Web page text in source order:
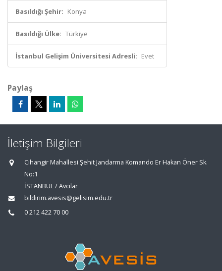
Basıldığı Şehir: Konya
Basıldığı Ülke: Türkiye
İstanbul Gelişim Üniversitesi Adresli: Evet
Paylaş
İletişim Bilgileri
Cihangir Mahallesi Şehit Jandarma Komando Er Hakan Öner Sk.
No:1
İSTANBUL / Avcılar
bildirim.avesis@gelisim.edu.tr
0 212 422 70 00